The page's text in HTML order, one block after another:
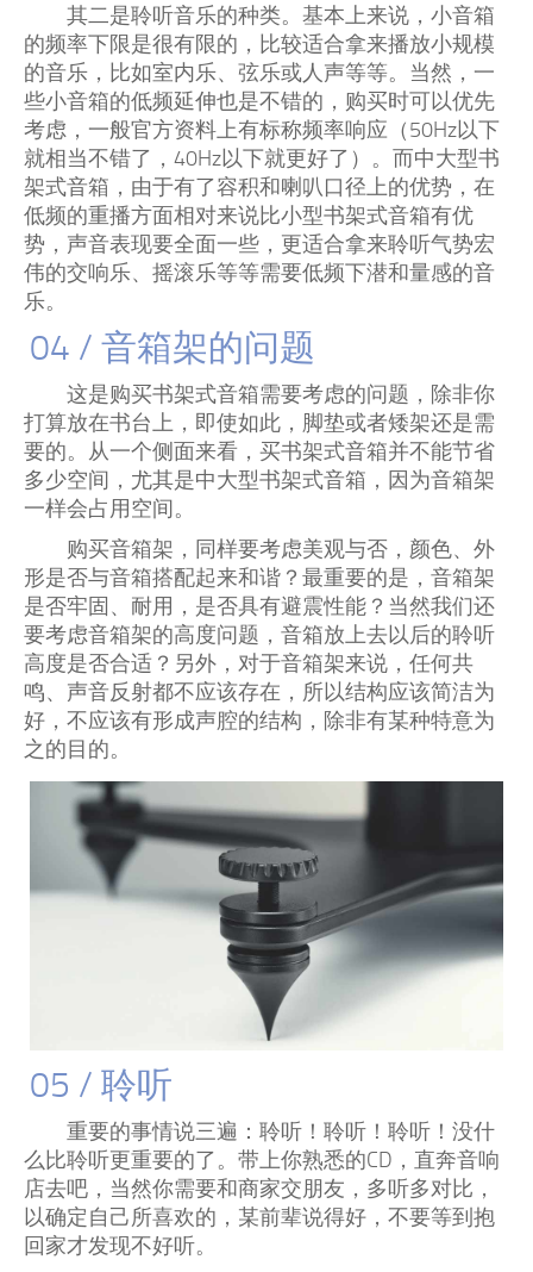
其二是聆听音乐的种类。基本上来说，小音箱
的频率下限是很有限的，比较适合拿来播放小规模
的音乐，比如室内乐、弦乐或人声等等。当然，一
些小音箱的低频延伸也是不错的，购买时可以优先
考虑，一般官方资料上有标称频率响应（50Hz以下
就相当不错了，40Hz以下就更好了）。而中大型书
架式音箱，由于有了容积和喇叭口径上的优势，在
低频的重播方面相对来说比小型书架式音箱有优
势，声音表现要全面一些，更适合拿来聆听气势宏
伟的交响乐、摇滚乐等等需要低频下潜和量感的音
乐。
04 / 音箱架的问题
这是购买书架式音箱需要考虑的问题，除非你
打算放在书台上，即使如此，脚垫或者矮架还是需
要的。从一个侧面来看，买书架式音箱并不能节省
多少空间，尤其是中大型书架式音箱，因为音箱架
一样会占用空间。
购买音箱架，同样要考虑美观与否，颜色、外
形是否与音箱搭配起来和谐？最重要的是，音箱架
是否牢固、耐用，是否具有避震性能？当然我们还
要考虑音箱架的高度问题，音箱放上去以后的聆听
高度是否合适？另外，对于音箱架来说，任何共
鸣、声音反射都不应该存在，所以结构应该简洁为
好，不应该有形成声腔的结构，除非有某种特意为
之的目的。
05 / 聆听
重要的事情说三遍：聆听！聆听！聆听！没什
么比聆听更重要的了。带上你熟悉的CD，直奔音响
店去吧，当然你需要和商家交朋友，多听多对比，
以确定自己所喜欢的，某前辈说得好，不要等到抱
回家才发现不好听。